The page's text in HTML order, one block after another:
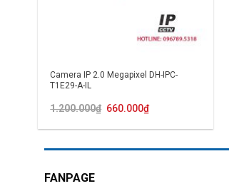
Camera IP 2.0 Megapixel DH-IPC-
T1E29-A-IL
1.200.000₫ Giá
660.000₫Giá
hiện
FANPAGE